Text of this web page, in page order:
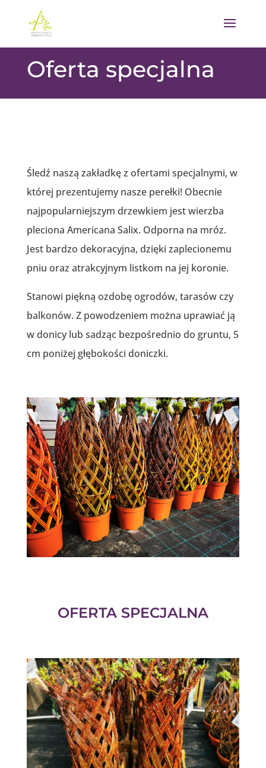
Oferta specjalna
Śledź naszą zakładkę z ofertami specjalnymi, w
której prezentujemy nasze perełki! Obecnie
najpopularniejszym drzewkiem jest wierzba
pleciona Americana Salix. Odporna na mróz.
Jest bardzo dekoracyjna, dzięki zaplecionemu
pniu oraz atrakcyjnym listkom na jej koronie.
Stanowi piękną ozdobę ogrodów, tarasów czy
balkonów. Z powodzeniem można uprawiać ją
w donicy lub sadząc bezpośrednio do gruntu, 5
cm poniżej głębokości doniczki.
OFERTA SPECJALNA